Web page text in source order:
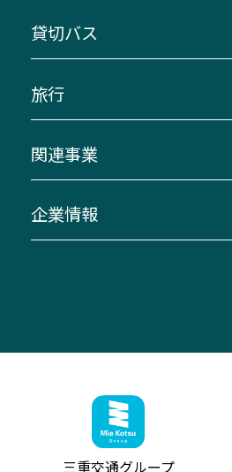
路線バスのご利用方法
三重交通接近情報バスロケー
ダイヤ改正情報
迂回・休止について
臨時バスについて
伊勢二見鳥羽周遊バスCANば
「みえブルーライン」（三
神都ライナー
ミジュマルのラッピングバ
参宮バス
神都バス
南紀・VISON～横浜・東京・
伊賀～名古屋
南紀～VISON～名古屋
湯の山温泉～名古屋
桑名・長島温泉・金城ふ頭駅
（休止中）
お客様駐車場のご案内
アイコンの説明
インターネット予約
貸切バス
貸切バスのご利用について
お問い合わせ
旅行
貸切バス団体旅行
美し国周遊ばす
関連事業
自家用自動車車両運行管理
ザ・バスコレクション三重
三重交通公式グッズ
企業情報
ファンコーナー
お問い合わせ
お知らせ・最新情報一覧
三重交通グループ